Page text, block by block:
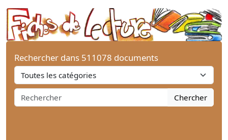
Rechercher dans 511078 documents
Chercher